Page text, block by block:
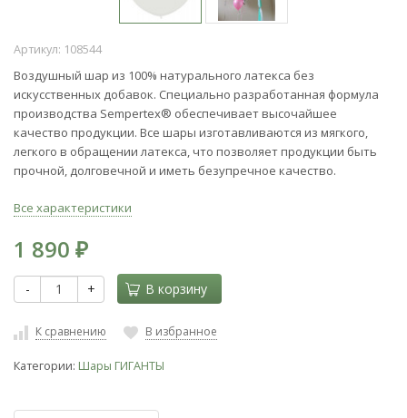
Артикул: 108544
Воздушный шар из 100% натурального латекса без
искусственных добавок. Специально разработанная формула
производства Sempertex® обеспечивает высочайшее
качество продукции. Все шары изготавливаются из мягкого,
легкого в обращении латекса, что позволяет продукции быть
прочной, долговечной и иметь безупречное качество.
Все характеристики
1 890 ₽
- + В корзину
К сравнению В избранное
Категории: Шары ГИГАНТЫ